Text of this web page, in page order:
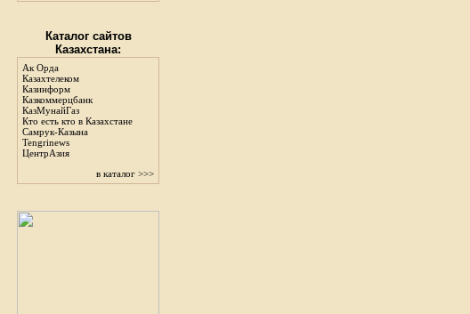
Каталог сайтов
Казахстана:
Ак Орда
Казахтелеком
Казинформ
Казкоммерцбанк
КазМунайГаз
Кто есть кто в Казахстане
Самрук-Казына
Tengrinews
ЦентрАзия
в каталог >>>